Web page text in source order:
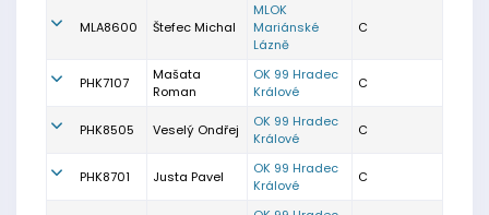
MLA8600 Štefec Michal
MLOK
Mariánské
Lázně
C
PHK7107
Mašata
Roman
OK 99 Hradec
Králové
C
PHK8505 Veselý Ondřej
OK 99 Hradec
Králové
C
PHK8701 Justa Pavel
OK 99 Hradec
Králové
C